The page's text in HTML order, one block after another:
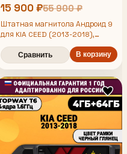
15 900 ₽55 900 ₽
Штатная магнитола Андроид 9
для KIA CEED (2013-2018),
рамка черная матовая, 4/64гб,
DSP, 360 обзор, беспроводной
CarPlay и Android Auto, GPS и
ГЛОНАСС
Сравнить В корзину